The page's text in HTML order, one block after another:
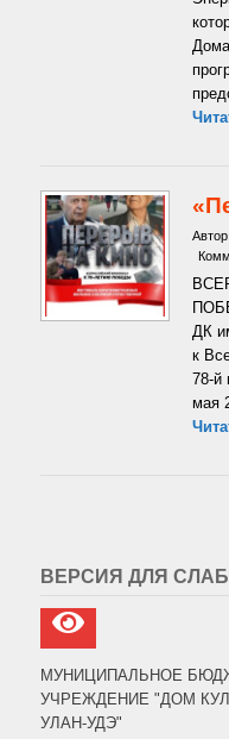
ДК
к
78-й
мая
ВЕРСИЯ ДЛЯ
МУНИЦИПАЛЬНОЕ
УЧРЕЖДЕНИЕ "ДОМ
УЛАН-УДЭ"